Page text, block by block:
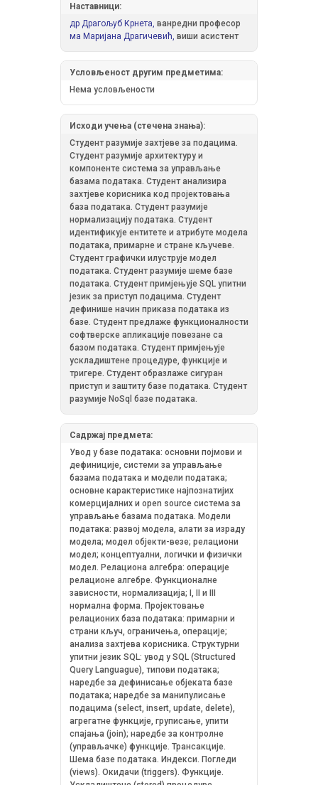
Наставници:
др Драгољуб Крнета, ванредни професор
ма Маријана Драгичевић, виши асистент
Условљеност другим предметима:
Нема условљености
Исходи учења (стечена знања):
Студент разумије захтјеве за подацима.
Студент разумије архитектуру и
компоненте система за управљање
базама података. Студент анализира
захтјеве корисника код пројектовања
база података. Студент разумије
нормализацију података. Студент
идентификује ентитете и атрибуте модела
података, примарне и стране кључеве.
Студент графички илуструје модел
података. Студент разумије шеме базе
података. Студент примјењује SQL упитни
језик за приступ подацима. Студент
дефинише начин приказа података из
базе. Студент предлаже функционалности
софтверске апликације повезане са
базом података. Студент примјењује
ускладиштене процедуре, функције и
тригере. Студент образлаже сигуран
приступ и заштиту базе података. Студент
разумије NoSql базе података.
Садржај предмета:
Увод у базе података: основни појмови и
дефиниције, системи за управљање
базама података и модели података;
основне карактеристике најпознатијих
комерцијалних и open source система за
управљање базама података. Модели
података: развој модела, алати за израду
модела; модел објекти-везе; релациони
модел; концептуални, логички и физички
модел. Релациона алгебра: операције
релационе алгебре. Функционалне
зависности, нормализација; I, II и III
нормална форма. Пројектовање
релационих база података: примарни и
страни кључ, ограничења, операције;
анализа захтјева корисника. Структурни
упитни језик SQL: увод у SQL (Structured
Query Languague), типови података;
наредбе за дефинисање објеката базе
података; наредбe за манипулисање
подацима (select, insert, update, delete),
агрегатне функције, груписање, упити
спајања (join); наредбе за контролне
(управљачке) функције. Трансакције.
Шема базе података. Индекси. Погледи
(views). Окидачи (triggers). Функције.